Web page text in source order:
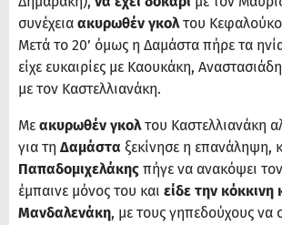
συνέχεια ακυρωθέν γκολτου
Μετά το 20’ όμως η Δαμάστα πήρε τα
είχε ευκαιρίες με Καουκάκη,
με τον Καστελλιανάκη.
Με ακυρωθέν γκολτου Καστελλιανάκη
για τη Δαμάστα ξεκίνησε η επανάληψη,
Παπαδομιχελάκης πήγε να ανακόψει
έμπαινε μόνος του και είδε την
Μανδαλενάκη, με τους γηπεδούχους να